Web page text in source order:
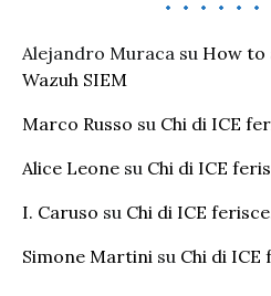
Alejandro Muraca su How to
Wazuh SIEM
Marco Russo su Chi di ICE
Alice Leone su Chi di ICE
I. Caruso su Chi di ICE
Simone Martini su Chi di